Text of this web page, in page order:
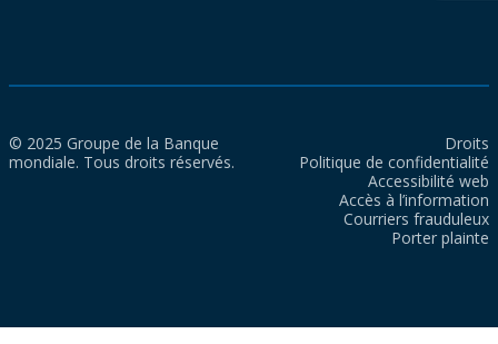
© 2025 Groupe de la Banque
mondiale. Tous droits réservés.
Droits
Politique de confidentialité
Accessibilité web
Accès à l’information
Courriers frauduleux
Porter plainte